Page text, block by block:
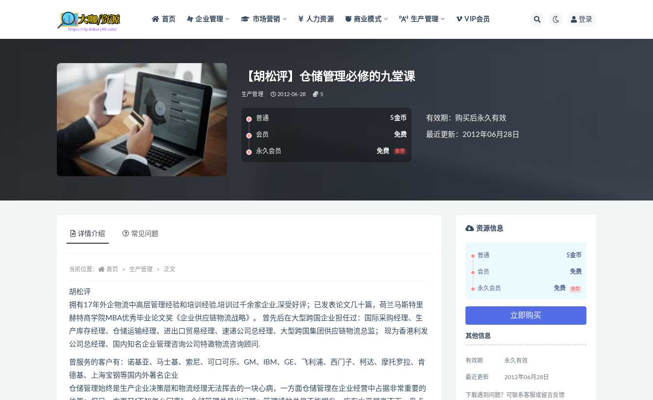
首页 企业管理 市场营销 人力资源 商业模式 生产管理 VIP会员 登录
【胡松评】仓储管理必修的九堂课
生产管理 2012-06-28 5
普通 5金币
会员 免费
永久会员 免费 推荐
有效期：购买后永久有效
最近更新：2012年06月28日
详情介绍 常见问题
当前位置： 首页 生产管理 正文
胡松评
拥有17年外企物流中高层管理经验和培训经验,培训过千余家企业,深受好评；已发表论文几十篇，荷兰马斯特里
赫特商学院MBA优秀毕业论文奖《企业供应链物流战略》。 曾先后在大型跨国企业担任过：国际采购经理、生
产库存经理、仓储运输经理、进出口贸易经理、速递公司总经理、大型跨国集团供应链物流总监； 现为香港利发
公司总经理、国内知名企业管理咨询公司特邀物流咨询顾问.
曾服务的客户有：诺基亚、马士基、索尼、可口可乐、GM、IBM、GE、飞利浦、西门子、柯达、摩托罗拉、肯
德基、上海宝钢等国内外著名企业
仓储管理始终是生产企业决策层和物流经理无法挥去的一块心病，一方面仓储管理在企业经营中占据非常重要的
资源信息
普通 5金币
会员 免费
永久会员 免费 推荐
立即购买
其他信息
有效期 永久有效
最近更新 2012年06月28日
下载遇到问题？可联系客服或留言反馈